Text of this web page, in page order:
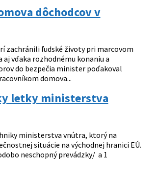
dôchodcov v
zachránili ľudské životy pri marcovom
aj vďaka rozhodnému konaniu a
do bezpečia minister poďakoval
domova...
letky ministerstva
ministerstva vnútra, ktorý na
situácie na východnej hranici EÚ.
neschopný prevádzky/ a 1